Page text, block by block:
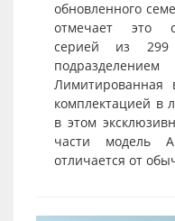
обновленного
отмечает это
серией из 299
Лимитированная
комплектацией в
в этом
части модель
отличается от